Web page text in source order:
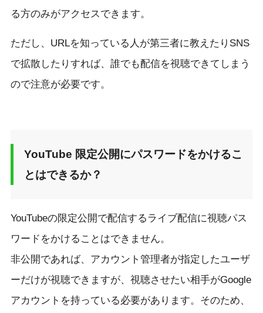
る方のみがアクセスできます。
ただし、URLを知っている人が第三者に教えたりSNS
で拡散したりすれば、誰でも配信を視聴できてしまう
ので注意が必要です。
YouTube 限定公開にパスワードをかけるこ
とはできるか？
YouTubeの限定公開で配信するライブ配信に視聴パス
ワードをかけることはできません。
非公開であれば、アカウント管理者が指定したユーザ
ーだけが視聴できますが、視聴させたい相手がGoogle
アカウントを持っている必要があります。そのため、